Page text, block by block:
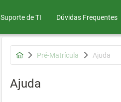
Suporte de TI Dúvidas Frequentes
Pré-Matrícula Ajuda
Ajuda